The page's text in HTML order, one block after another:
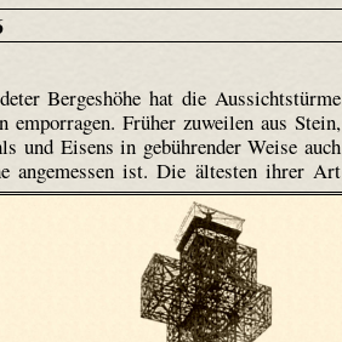
Bergeshöhe hat die Aussichtstürme
Früher zuweilen aus Stein,
und Eisens in gebührender Weise auch
angemessen ist.Die ältesten ihrer Art